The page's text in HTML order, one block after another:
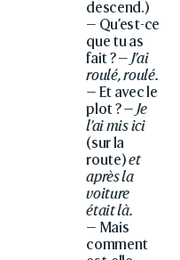
descend.)
— Qu’est-ce
que tu as
fait ? — J’ai
roulé, roulé.
— Et avec le
plot ?— Je
l’ai mis ici
(sur la
route)et
après la
voiture
était là.
— Mais
comment